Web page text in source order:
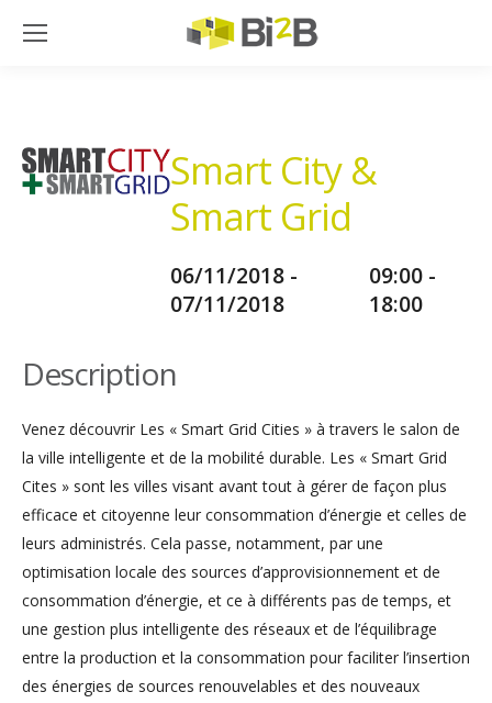
Smart City &
Smart Grid
06/11/2018 -
07/11/2018
09:00 -
18:00
Description
Venez découvrir Les « Smart Grid Cities » à travers le salon de
la ville intelligente et de la mobilité durable. Les « Smart Grid
Cites » sont les villes visant avant tout à gérer de façon plus
efficace et citoyenne leur consommation d’énergie et celles de
leurs administrés. Cela passe, notamment, par une
optimisation locale des sources d’approvisionnement et de
consommation d’énergie, et ce à différents pas de temps, et
une gestion plus intelligente des réseaux et de l’équilibrage
entre la production et la consommation pour faciliter l’insertion
des énergies de sources renouvelables et des nouveaux